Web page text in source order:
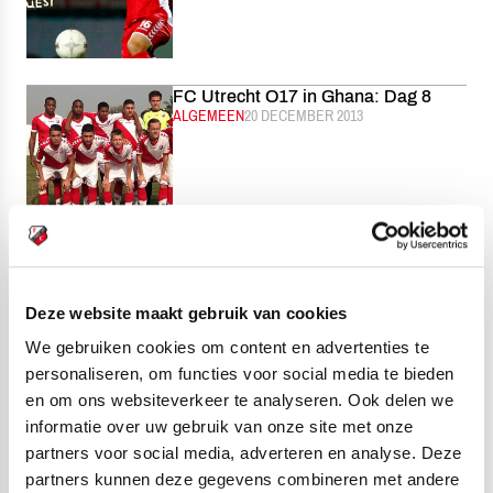
Deze website maakt gebruik van cookies
We gebruiken cookies om content en advertenties te
personaliseren, om functies voor social media te bieden
en om ons websiteverkeer te analyseren. Ook delen we
informatie over uw gebruik van onze site met onze
partners voor social media, adverteren en analyse. Deze
partners kunnen deze gegevens combineren met andere
FC Utrecht O17 in Ghana: Dag 8
CATEGORIE:
ALGEMEENGEPUBLICEERD:
20 DECEMBER 2013
Zaterdagochtendtraining besloten in
CATEGORIE:
ALGEMEENGEPUBLICEERD:
20 DECEMBER 2013
“Het wordt een aardige puzzel”
CATEGORIE:
ALGEMEENGEPUBLICEERD:
20 DECEMBER 2013